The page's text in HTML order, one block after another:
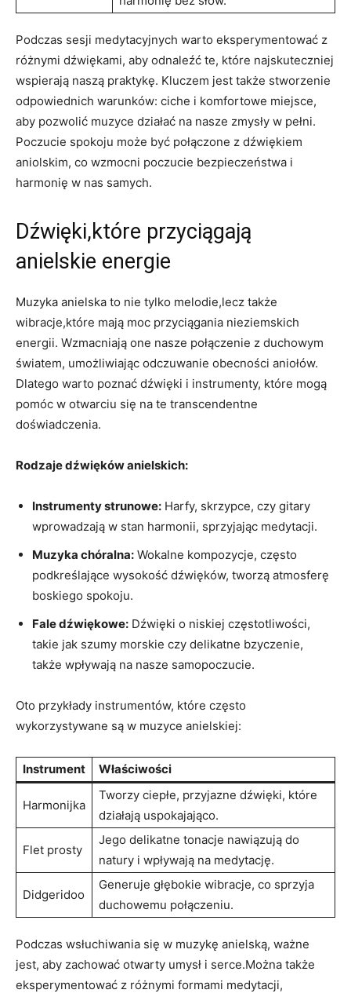
Podczas sesji medytacyjnych ‍warto eksperymentować z
różnymi dźwiękami, ⁢aby‍ odnaleźć te,​ które ‍najskuteczniej
wspierają naszą ⁤praktykę.​ Kluczem jest także stworzenie
odpowiednich warunków: ciche i komfortowe miejsce,
aby pozwolić muzyce działać ​na nasze zmysły w pełni.
Poczucie spokoju może być połączone z dźwiękiem
aniolskim, co wzmocni poczucie bezpieczeństwa i
harmonię w nas samych.
Dźwięki,które‍ przyciągają
‍anielskie energie
Muzyka anielska to nie tylko melodie,lecz także
wibracje,które‍ mają moc przyciągania nieziemskich
energii. Wzmacniają one nasze połączenie ‌z duchowym
światem, umożliwiając ‌odczuwanie obecności⁣ aniołów.⁢
Dlatego ⁤warto poznać dźwięki ⁣i‍ instrumenty, które mogą
pomóc w ⁣otwarciu⁣ się na te transcendentne⁤
doświadczenia.
Rodzaje ‍dźwięków anielskich:
Instrumenty strunowe: ​Harfy, skrzypce, czy gitary
‌wprowadzają w​ stan harmonii, ‍sprzyjając medytacji.
Muzyka chóralna: ‌Wokalne kompozycje,‍ często
podkreślające wysokość dźwięków, tworzą atmosferę‍
boskiego ‍spokoju.
Fale dźwiękowe: ⁢Dźwięki o niskiej częstotliwości,
takie jak szumy morskie ‌czy delikatne bzyczenie,
‍także​ wpływają na nasze⁣ samopoczucie.
Oto przykłady instrumentów, które często
⁢wykorzystywane są‌ w muzyce anielskiej:
Instrument Właściwości
Harmonijka
Tworzy ciepłe, przyjazne‌ dźwięki, które⁣
działają ⁤uspokajająco.
Flet prosty
Jego delikatne tonacje nawiązują do
natury ⁤i wpływają‌ na medytację.
Didgeridoo
Generuje głębokie ‍wibracje, co ⁣sprzyja
duchowemu połączeniu.
Podczas ⁤wsłuchiwania się w muzykę anielską, ważne​
jest, aby ⁤zachować otwarty umysł i⁤ serce.Można także‍
eksperymentować z​ różnymi‍ formami⁤ medytacji,